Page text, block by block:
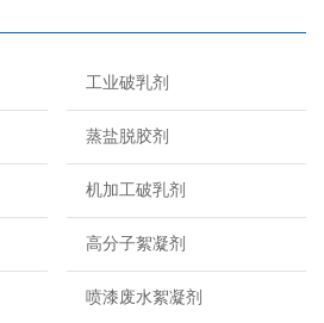
工业破乳剂
蒸盐脱胶剂
机加工破乳剂
高分子絮凝剂
喷漆废水絮凝剂